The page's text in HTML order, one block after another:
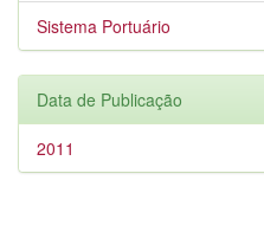
Sistema Portuário
Data de Publicação
2011